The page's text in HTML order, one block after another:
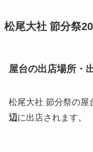
松尾大社 節分祭
屋台の出店場所・
松尾大社 節分祭の屋
辺に出店されます。